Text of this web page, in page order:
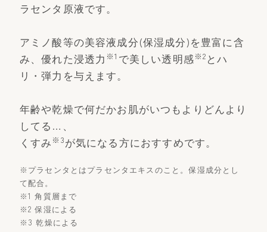
ラセンタ原液です。
アミノ酸等の美容液成分(保湿成分)を豊富に含
み、優れた浸透力 ※1 で美しい透明感※2 とハ
リ・弾力を与えます。
年齢や乾燥で何だかお肌がいつもよりどんより
してる…、
くすみ ※3が気になる方におすすめです。
※プラセンタとはプラセンタエキスのこと。保湿成分とし
て配合。
※1 角質層まで
※2 保湿による
※3 乾燥による